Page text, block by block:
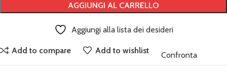
AGGIUNGI AL CARRELLO
Aggiungi alla lista dei desideri
Add to compare Add to wishlist Confronta